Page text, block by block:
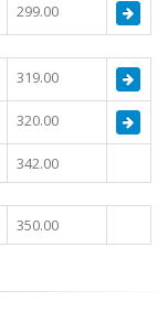
299.00
319.00
320.00
342.00
350.00